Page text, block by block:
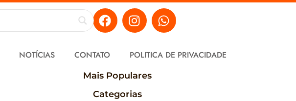
NOTÍCIAS CONTATO POLITICA DE PRIVACIDADE
Mais Populares
Categorias